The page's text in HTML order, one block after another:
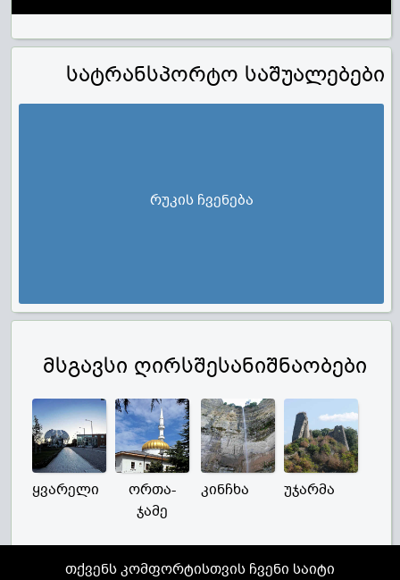
სატრანსპორტო საშუალებები
რუკის ჩვენება
მსგავსი ღირსშესანიშნაობები
ყვარელი
ორთა-
ჯამე
კინჩხა უჯარმა
თქვენს კომფორტისთვის ჩვენი საიტი